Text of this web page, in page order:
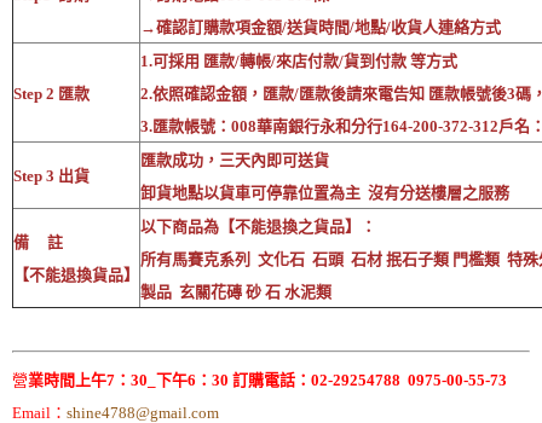
→確認訂購款項金額/送貨時間/地點/收貨人連絡方式
Step 2 匯款
1.可採用 匯款/轉帳/來店付款/貨到付款 等方式
2.依照確認金額，匯款/匯款後請來電告知 匯款帳號後3碼
3.匯款帳號：008華南銀行永和分行164-200-372-312戶名
Step 3 出貨
匯款成功，三天內即可送貨
卸貨地點以貨車可停靠位置為主 沒有分送樓層之服務
備 註
【不能退換貨品】
以下商品為【不能退換之貨品】：
所有馬賽克系列 文化石 石頭 石材 抿石子類 門檻類 特
製品 玄關花磚 砂 石 水泥類
營業時間上午7：30_下午6：30 訂購電話：02-29254788 0975-00-55-73
Email： shine4788@gmail.com